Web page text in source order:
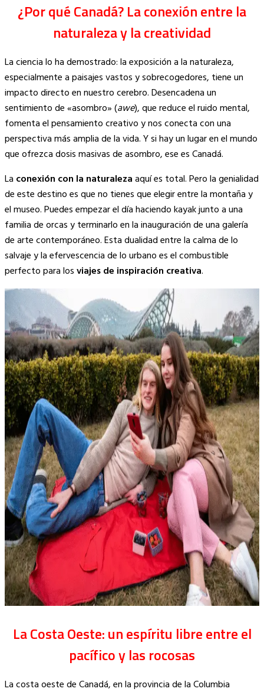
¿Por qué Canadá? La conexión entre la
naturaleza y la creatividad
La ciencia lo ha demostrado: la exposición a la naturaleza,
especialmente a paisajes vastos y sobrecogedores, tiene un
impacto directo en nuestro cerebro. Desencadena un
sentimiento de «asombro» (awe), que reduce el ruido mental,
fomenta el pensamiento creativo y nos conecta con una
perspectiva más amplia de la vida. Y si hay un lugar en el mundo
que ofrezca dosis masivas de asombro, ese es Canadá.
La conexión con la naturalezaaquí es total. Pero la genialidad
de este destino es que no tienes que elegir entre la montaña y
el museo. Puedes empezar el día haciendo kayak junto a una
familia de orcas y terminarlo en la inauguración de una galería
de arte contemporáneo. Esta dualidad entre la calma de lo
salvaje y la efervescencia de lo urbano es el combustible
perfecto para losviajes de inspiración creativa.
La Costa Oeste: un espíritu libre entre el
pacífico y las rocosas
La costa oeste de Canadá, en la provincia de la Columbia